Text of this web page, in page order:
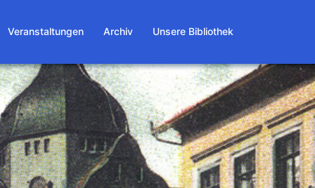
Veranstaltungen Archiv Unsere Bibliothek